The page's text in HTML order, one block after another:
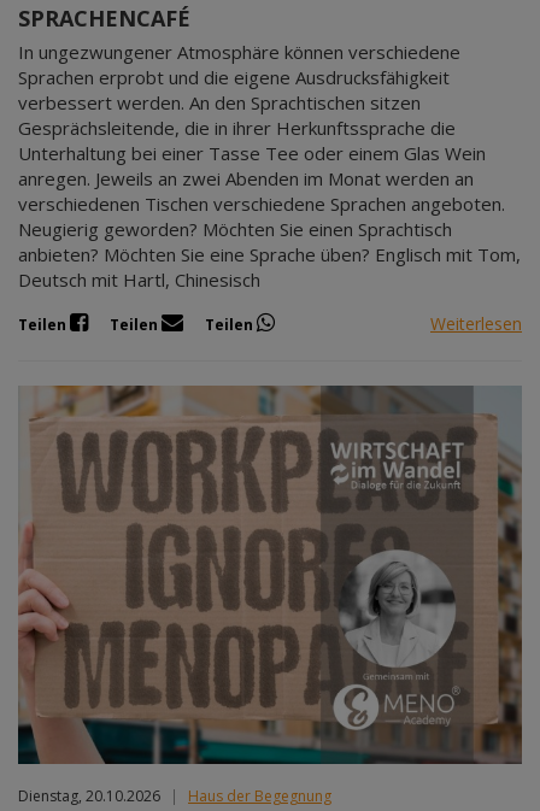
SPRACHENCAFÉ
In ungezwungener Atmosphäre können verschiedene
Sprachen erprobt und die eigene Ausdrucksfähigkeit
verbessert werden. An den Sprachtischen sitzen
Gesprächsleitende, die in ihrer Herkunftssprache die
Unterhaltung bei einer Tasse Tee oder einem Glas Wein
anregen. Jeweils an zwei Abenden im Monat werden an
verschiedenen Tischen verschiedene Sprachen angeboten.
Neugierig geworden? Möchten Sie einen Sprachtisch
anbieten? Möchten Sie eine Sprache üben? Englisch mit Tom,
Deutsch mit Hartl, Chinesisch
Teilen Teilen Teilen Weiterlesen
Dienstag, 20.10.2026 | Haus der Begegnung